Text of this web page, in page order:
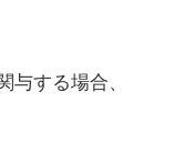
する場合、